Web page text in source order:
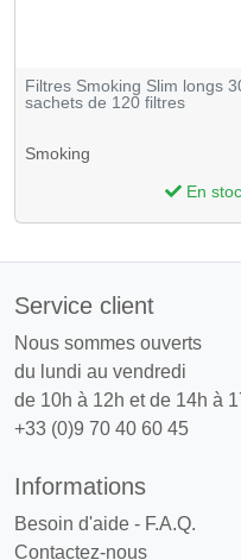
Filtres Smoking Slim longs
sachets de 120 filtres
Smoking
En
Service client
Nous sommes ouverts
du lundi au vendredi
de 10h à 12h et de 14h à
+33 (0)9 70 40 60 45
Informations
Besoin d'aide - F.A.Q.
Contactez-nous